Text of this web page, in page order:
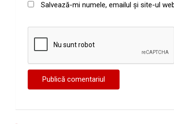
Salvează-mi numele, emailul și site-ul